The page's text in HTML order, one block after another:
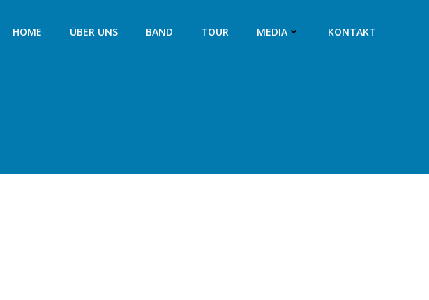
HOME ÜBER UNS BAND TOUR MEDIA KONTAKT